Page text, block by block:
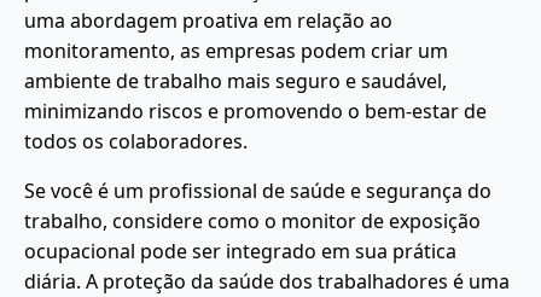
uma abordagem proativa em relação ao
monitoramento, as empresas podem criar um
ambiente de trabalho mais seguro e saudável,
minimizando riscos e promovendo o bem-estar de
todos os colaboradores.
Se você é um profissional de saúde e segurança do
trabalho, considere como o monitor de exposição
ocupacional pode ser integrado em sua prática
diária. A proteção da saúde dos trabalhadores é uma